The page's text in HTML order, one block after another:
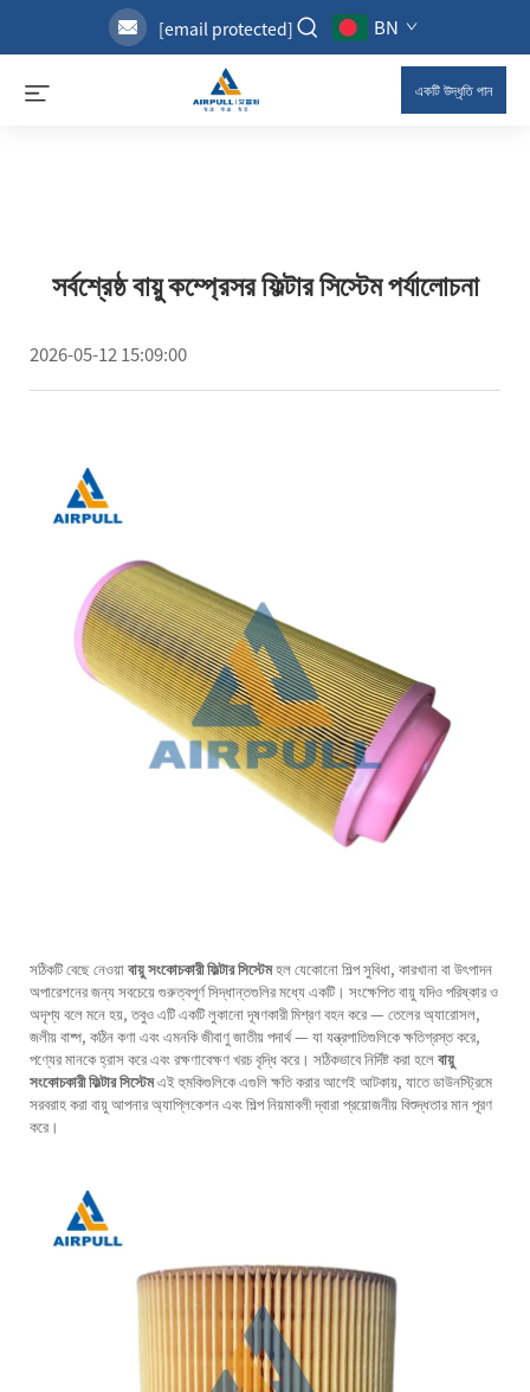
[email protected] BN
একটি উদ্ধৃতি পান
সর্বশ্রেষ্ঠ বায়ু কম্প্রেসর ফিল্টার সিস্টেম পর্যালোচনা
2026-05-12 15:09:00
সঠিকটি বেছে নেওয়াবায়ু সংকোচকারী ফিল্টার সিস্টেমহল যেকোনো শিল্প সুবিধা, কারখানা বা উৎপাদন
অপারেশনের জন্য সবচেয়ে গুরুত্বপূর্ণ সিদ্ধান্তগুলির মধ্যে একটি। সংক্ষেপিত বায়ু যদিও পরিষ্কার ও
অদৃশ্য বলে মনে হয়, তবুও এটি একটি লুকানো দূষণকারী মিশ্রণ বহন করে — তেলের অ্যারোসল,
জলীয় বাষ্প, কঠিন কণা এবং এমনকি জীবাণু জাতীয় পদার্থ — যা যন্ত্রপাতিগুলিকে ক্ষতিগ্রস্ত করে,
পণ্যের মানকে হ্রাস করে এবং রক্ষণাবেক্ষণ খরচ বৃদ্ধি করে। সঠিকভাবে নির্দিষ্ট করা হলেবায়ু
সংকোচকারী ফিল্টার সিস্টেমএই হুমকিগুলিকে এগুলি ক্ষতি করার আগেই আটকায়, যাতে ডাউনস্ট্রিমে
সরবরাহ করা বায়ু আপনার অ্যাপ্লিকেশন এবং শিল্প নিয়মাবলী দ্বারা প্রয়োজনীয় বিশুদ্ধতার মান পূরণ
করে।